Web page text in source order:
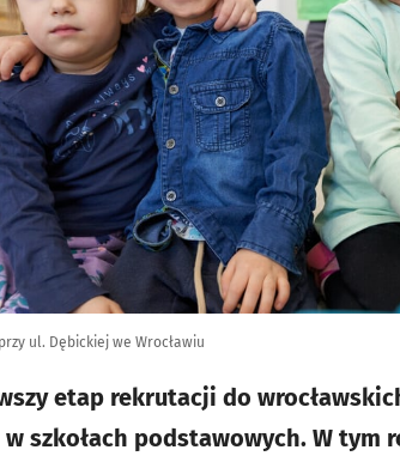
ul. Dębickiej we Wrocławiu
etap rekrutacji do
szkołach podstawowych. W tym